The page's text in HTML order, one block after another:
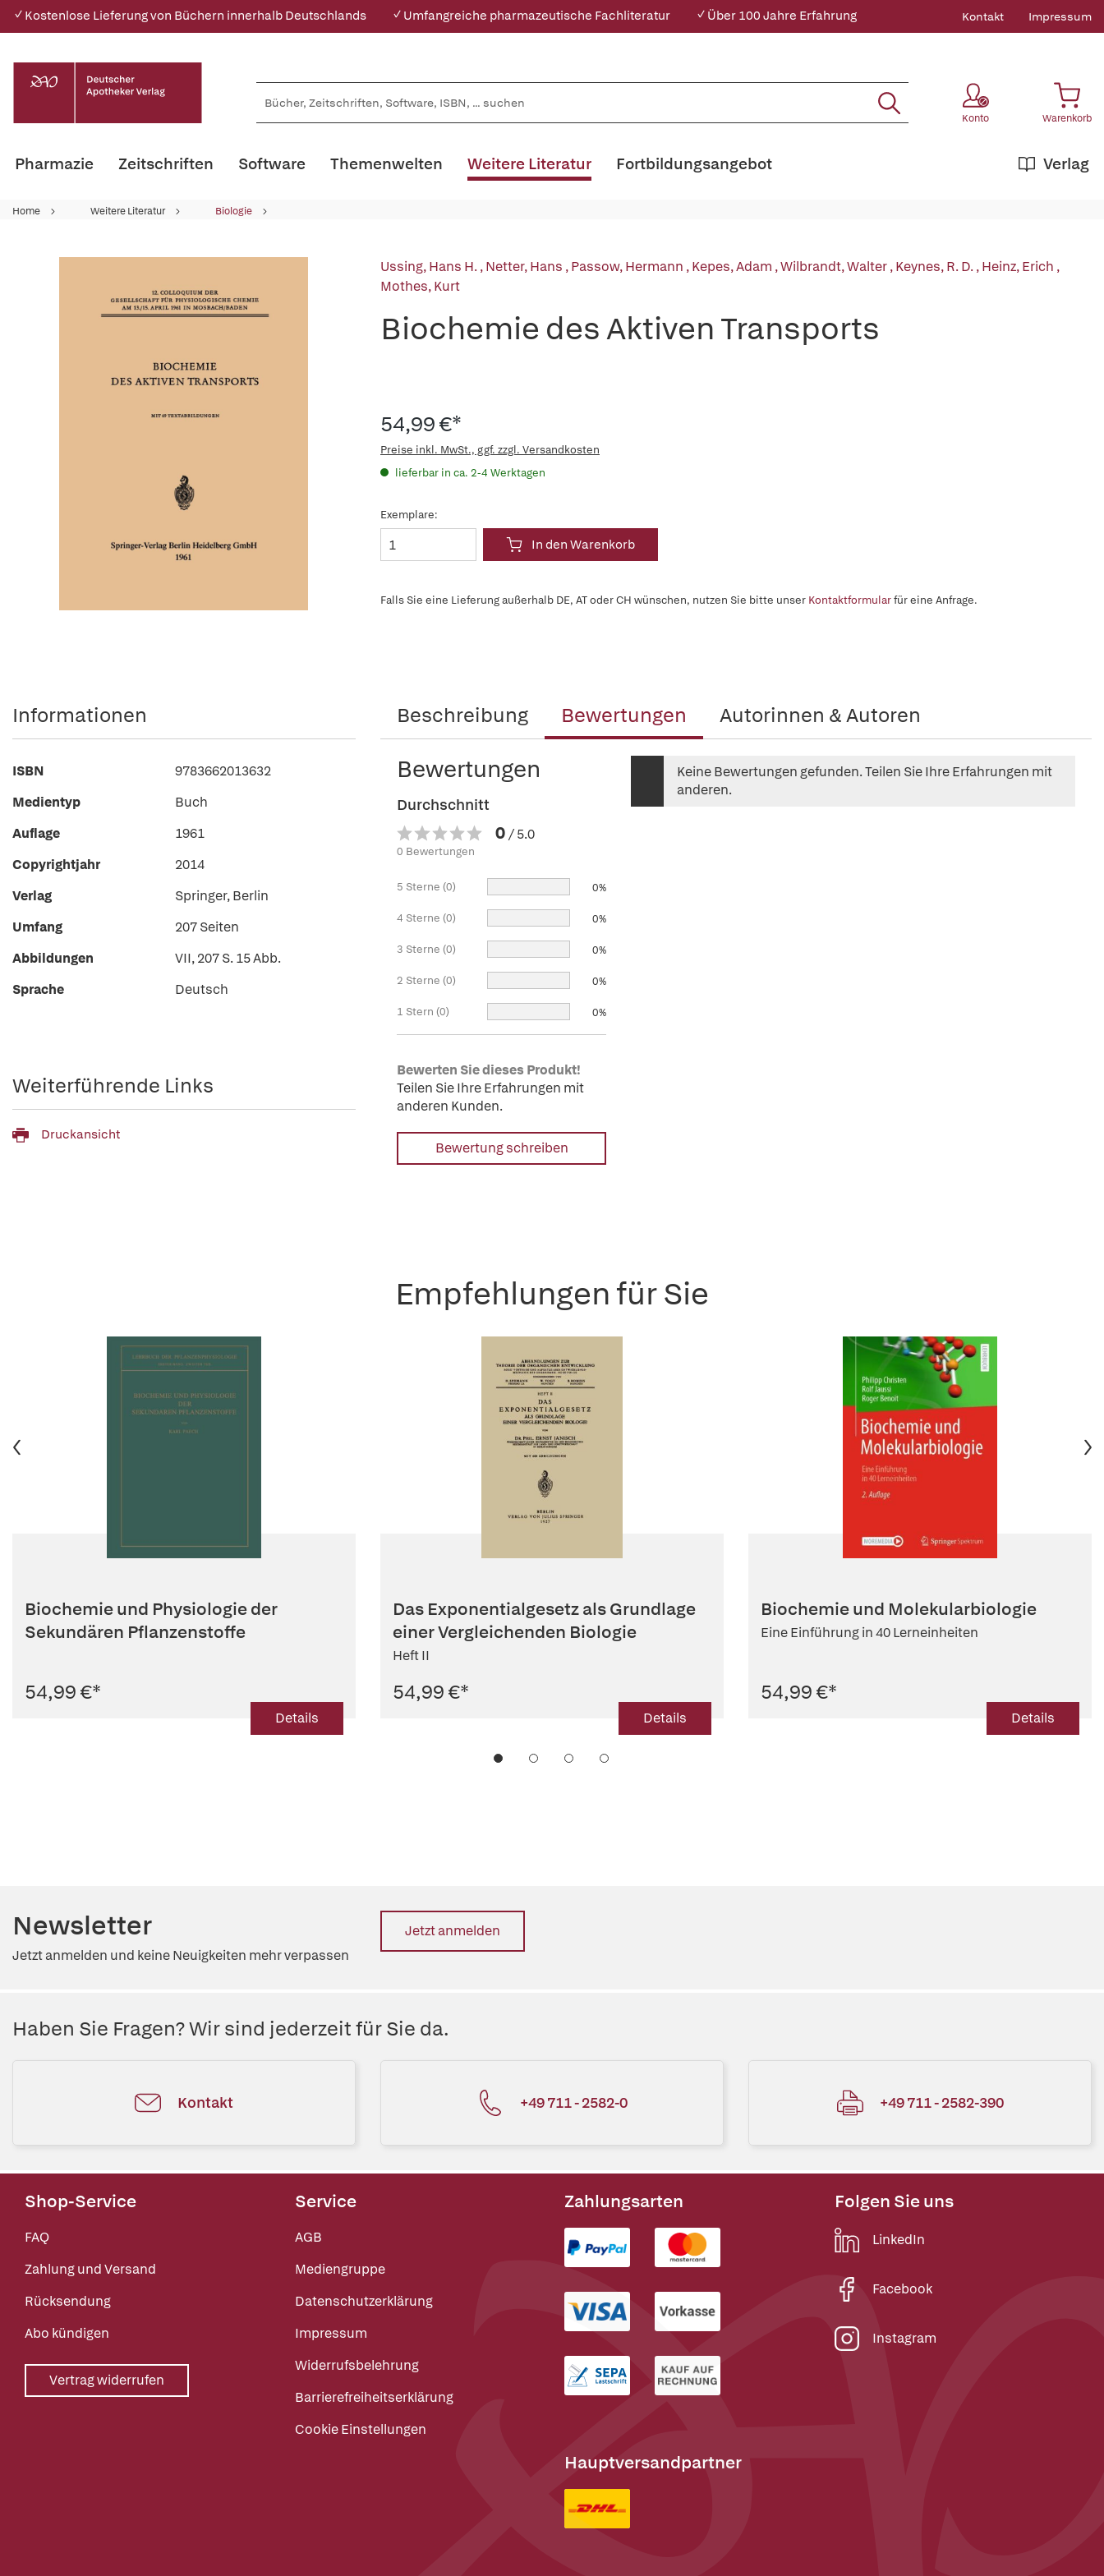
✓ Kostenlose Lieferung von Büchern innerhalb Deutschlands ✓ Umfangreiche pharmazeutische Fachliteratur ✓ Über 100 Jahre Erfahrung Kontakt Impressum
Konto Warenkorb
Pharmazie Zeitschriften Software Themenwelten Weitere Literatur Verlag
Fortbildungsangebot
Home Weitere Literatur Biologie
Ussing, Hans H.,Netter, Hans ,Passow, Hermann ,Kepes, Adam ,Wilbrandt, Walter,Keynes, R. D.,Heinz, Erich ,
Mothes, Kurt
Biochemie des Aktiven Transports
54,99 €*
Preise inkl. MwSt., ggf. zzgl. Versandkosten
lieferbar in ca. 2-4 Werktagen
Exemplare:
In den Warenkorb
Falls Sie eine Lieferung außerhalb DE, AT oder CH wünschen, nutzen Sie bitte unser Kontaktformularfür eine Anfrage.
Beschreibung Bewertungen Autorinnen & Autoren
Bewertungen
Durchschnitt
0 / 5.0
0 Bewertungen
5 Sterne (0) 0%
4 Sterne (0) 0%
3 Sterne (0) 0%
2 Sterne (0) 0%
1 Stern (0) 0%
Bewerten Sie dieses Produkt!
Teilen Sie Ihre Erfahrungen mit
anderen Kunden.
Bewertung schreiben
Keine Bewertungen gefunden. Teilen Sie Ihre Erfahrungen mit
anderen.
Informationen
ISBN
9783662013632
Medientyp
Buch
Auflage
1961
Copyrightjahr
2014
Verlag
Springer, Berlin
Umfang
207 Seiten
Abbildungen
VII, 207 S. 15 Abb.
Sprache
Deutsch
Weiterführende Links
Druckansicht
Empfehlungen für Sie
Biochemie und Physiologie der
Sekundären Pflanzenstoffe
54,99 €*
Details
Das Exponentialgesetz als Grundlage
einer Vergleichenden Biologie
Heft II
54,99 €*
Details
Biochemie und Molekularbiologie
Eine Einführung in 40 Lerneinheiten
54,99 €*
Details
Newsletter
Jetzt anmelden und keine Neuigkeiten mehr verpassen
Jetzt anmelden
Haben Sie Fragen? Wir sind jederzeit für Sie da.
Kontakt +49 711 - 2582-0 +49 711 - 2582-390
Shop-Service
FAQ
Zahlung und Versand
Rücksendung
Abo kündigen
Vertrag widerrufen
Service
AGB
Mediengruppe
Datenschutzerklärung
Impressum
Widerrufsbelehrung
Barrierefreiheitserklärung
Cookie Einstellungen
Zahlungsarten
Hauptversandpartner
Folgen Sie uns
LinkedIn
Facebook
Instagram